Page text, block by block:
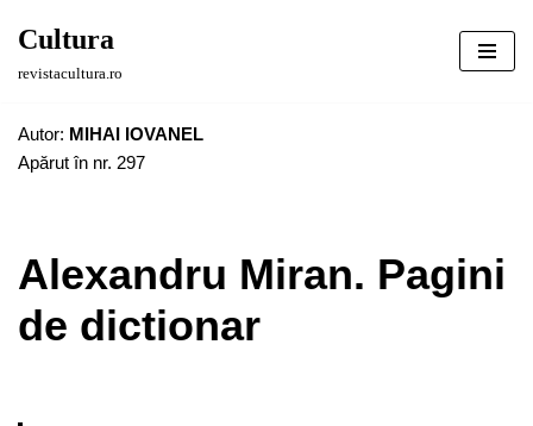
Sari
Cultura
revistacultura.ro
Autor: MIHAI IOVANEL
Apărut în nr. 297
Alexandru Miran. Pagini
de dictionar